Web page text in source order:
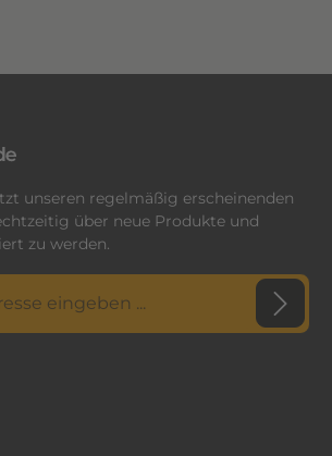
unseren regelmäßig erscheinenden
über neue Produkte und
zu werden.